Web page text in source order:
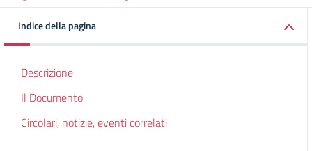
Indice della pagina
Descrizione
Il Documento
Circolari, notizie, eventi correlati